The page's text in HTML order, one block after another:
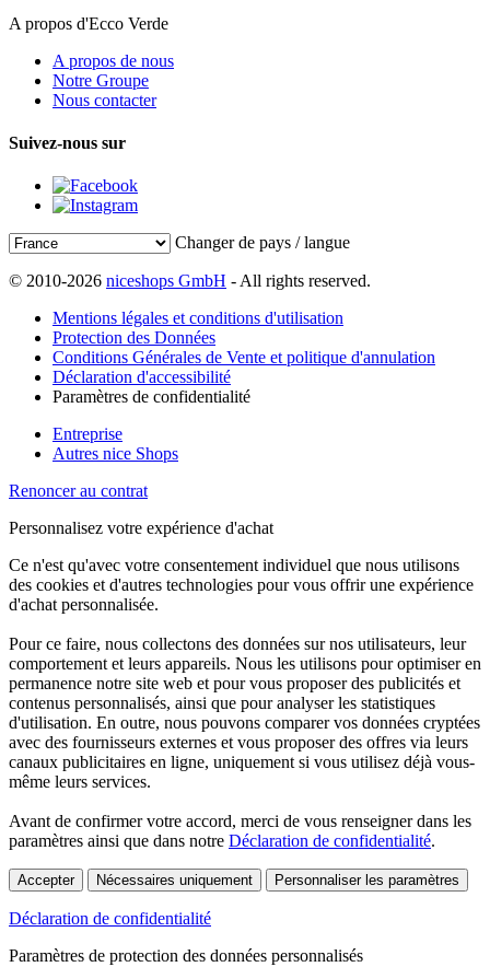
A propos d'Ecco Verde
A propos de nous
Notre Groupe
Nous contacter
Suivez-nous sur
Changer de pays / langue
© 2010-2026 niceshops GmbH - All rights reserved.
Mentions légales et conditions d'utilisation
Protection des Données
Conditions Générales de Vente et politique d'annulation
Déclaration d'accessibilité
Paramètres de confidentialité
Entreprise
Autres nice Shops
Renoncer au contrat
Personnalisez votre expérience d'achat
Ce n'est qu'avec votre consentement individuel que nous utilisons
des cookies et d'autres technologies pour vous offrir une expérience
d'achat personnalisée.
Pour ce faire, nous collectons des données sur nos utilisateurs, leur
comportement et leurs appareils. Nous les utilisons pour optimiser en
permanence notre site web et pour vous proposer des publicités et
contenus personnalisés, ainsi que pour analyser les statistiques
d'utilisation. En outre, nous pouvons comparer vos données cryptées
avec des fournisseurs externes et vous proposer des offres via leurs
canaux publicitaires en ligne, uniquement si vous utilisez déjà vous-
même leurs services.
Avant de confirmer votre accord, merci de vous renseigner dans les
paramètres ainsi que dans notre Déclaration de confidentialité.
Accepter Nécessaires uniquement Personnaliser les paramètres
Déclaration de confidentialité
Paramètres de protection des données personnalisés